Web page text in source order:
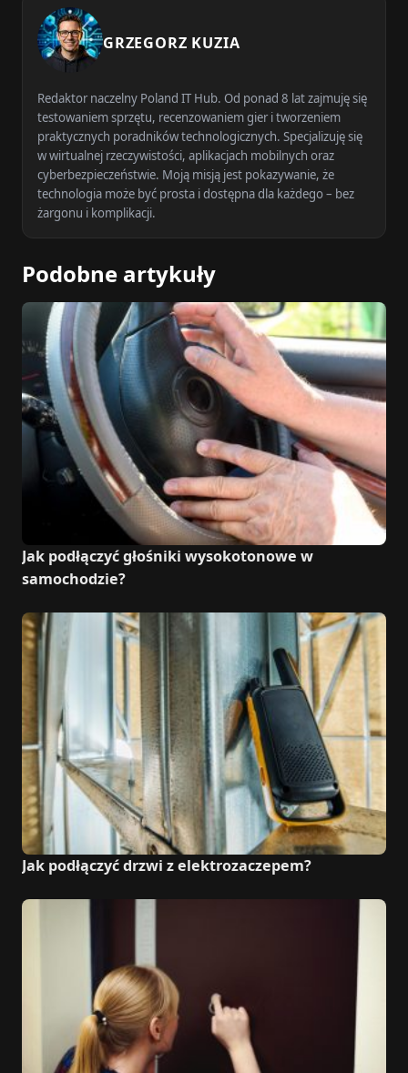
GRZEGORZ KUZIA
Redaktor naczelny Poland IT Hub. Od ponad 8 lat zajmuję się
testowaniem sprzętu, recenzowaniem gier i tworzeniem
praktycznych poradników technologicznych. Specjalizuję się
w wirtualnej rzeczywistości, aplikacjach mobilnych oraz
cyberbezpieczeństwie. Moją misją jest pokazywanie, że
technologia może być prosta i dostępna dla każdego – bez
żargonu i komplikacji.
Podobne artykuły
Jak podłączyć głośniki wysokotonowe w
samochodzie?
Jak podłączyć drzwi z elektrozaczepem?